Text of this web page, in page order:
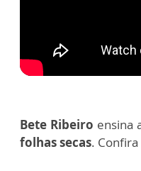
Bete Ribeiro ensina
folhas secas. Confira